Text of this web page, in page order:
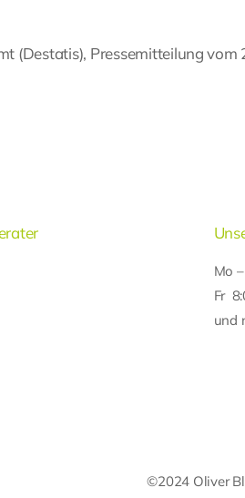
(Destatis), Pressemitteilung vom
Mo
Fr
und
©2024 Oliver